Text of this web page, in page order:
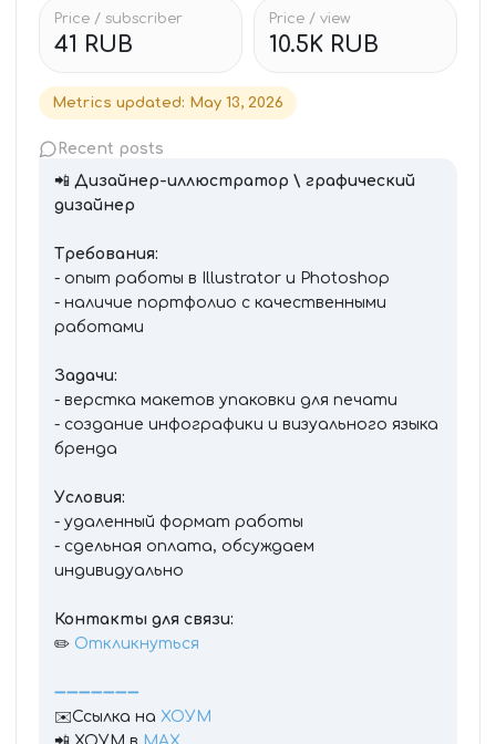
Price / subscriber
41 RUB
Price / view
10.5K RUB
Metrics updated: May 13, 2026
Recent posts
📲 Дизайнер-иллюстратор \ графический
дизайнер
Требования:
- опыт работы в Illustrator и Photoshop
- наличие портфолио с качественными
работами
Задачи:
- верстка макетов упаковки для печати
- создание инфографики и визуального языка
бренда
Условия:
- удаленный формат работы
- сдельная оплата, обсуждаем
индивидуально
Контакты для связи:
✏️ Откликнуться
➖➖➖➖➖➖➖
✉️Ссылка на ХОУМ